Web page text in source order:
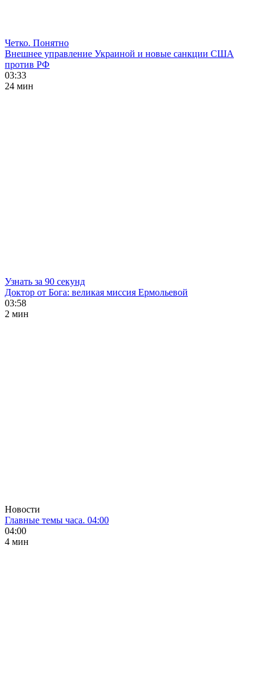
Четко. Понятно
Внешнее управление Украиной и новые санкции США
против РФ
03:33
24 мин
Узнать за 90 секунд
Доктор от Бога: великая миссия Ермольевой
03:58
2 мин
Новости
Главные темы часа. 04:00
04:00
4 мин